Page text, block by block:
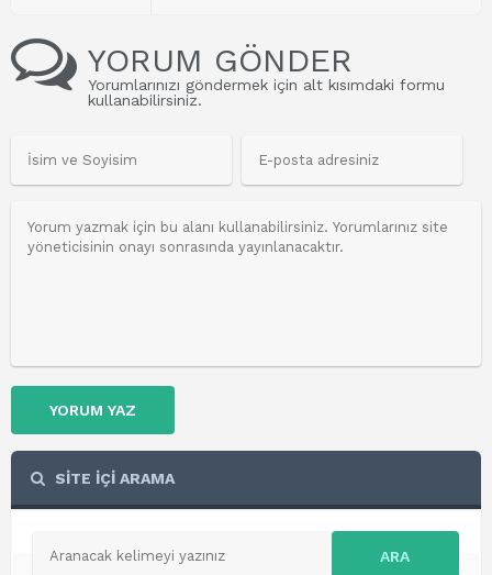
YORUM GÖNDER
Yorumlarınızı göndermek için alt kısımdaki formu
kullanabilirsiniz.
YORUM YAZ
SİTE İÇİ ARAMA
ARA